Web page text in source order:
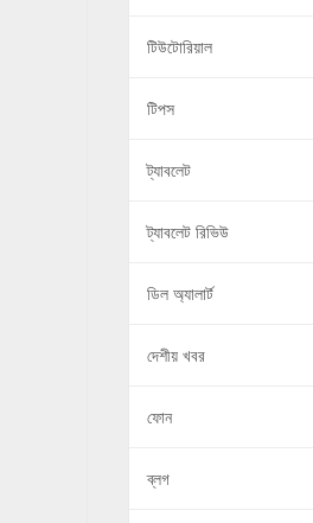
টিউটোরিয়াল
টিপস
ট্যাবলেট
ট্যাবলেট রিভিউ
ডিল অ্যালার্ট
দেশীয় খবর
ফোন
ব্লগ